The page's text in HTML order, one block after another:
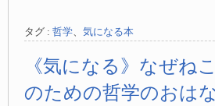
タグ : 哲学、 気になる本
《気になる》なぜね
のための哲学のおは